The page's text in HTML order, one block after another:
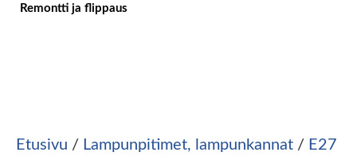
Remontti ja flippaus
Etusivu / Lampunpitimet, lampunkannat / E27